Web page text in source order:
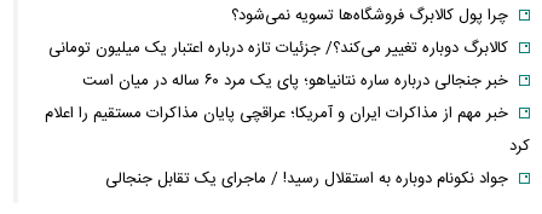
چرا پول کالابرگ فروشگاه‌ها تسویه نمی‌شود؟
کالابرگ دوباره تغییر می‌کند؟/ جزئیات تازه درباره اعتبار یک میلیون تومانی
خبر جنجالی درباره ساره نتانیاهو؛ پای یک مرد ۶۰ ساله در میان است
خبر مهم از مذاکرات ایران و آمریکا؛ عراقچی پایان مذاکرات مستقیم را اعلام
کرد
جواد نکونام دوباره به استقلال رسید! / ماجرای یک تقابل جنجالی